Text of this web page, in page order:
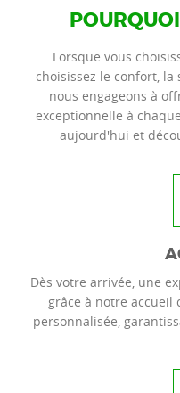
Lorsque vous
choisissez le confort,
nous engageons à
exceptionnelle à
aujourd'hui et
Dès votre arrivée, une
grâce à notre
personnalisée,